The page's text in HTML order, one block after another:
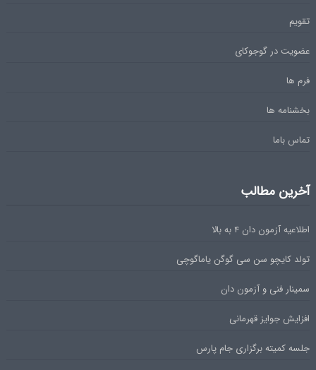
تقویم
عضویت در گوجوکای
فرم ها
بخشنامه ها
تماس باما
آخرین مطالب
اطلاعیه آزمون دان ۴ به بالا
تولد کایچو سن سی گوگن یاماگوچی
سمینار فنی و آزمون دان
افزایش جوایز قهرمانی
جلسه کمیته برگزاری جام پارس